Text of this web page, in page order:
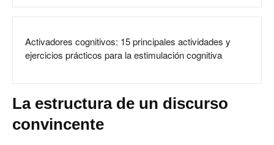
Activadores cognitivos: 15 principales actividades y
ejercicios prácticos para la estimulación cognitiva
La estructura de un discurso
convincente